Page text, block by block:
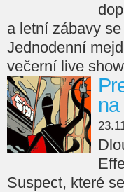
a letní zábavy
Jednodenní
večerní live
Suspect, které